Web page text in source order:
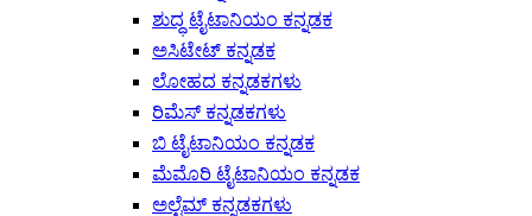
ಶುದ್ಧ ಟೈಟಾನಿಯಂ ಕನ್ನಡಕ
ಅಸಿಟೇಟ್ ಕನ್ನಡಕ
ಲೋಹದ ಕನ್ನಡಕಗಳು
ರಿಮೆಸ್ ಕನ್ನಡಕಗಳು
ಬಿ ಟೈಟಾನಿಯಂ ಕನ್ನಡಕ
ಮೆಮೊರಿ ಟೈಟಾನಿಯಂ ಕನ್ನಡಕ
ಅಲ್ಟೆಮ್ ಕನ್ನಡಕಗಳು